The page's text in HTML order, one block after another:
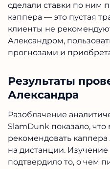
сделали ставки по ним
каппера — это пустая
клиенты не
Александром,
прогнозами и
Результаты
Александра
Разоблачение
SlamDunk показало,
рекомендовать
на дистанции.
подтвердило то, о чем